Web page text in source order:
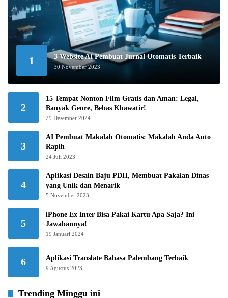
1 3 Website AI Pembuat Jurnal Otomatis Terbaik
30 November 2023
2
15 Tempat Nonton Film Gratis dan Aman: Legal,
Banyak Genre, Bebas Khawatir!
29 Desember 2024
3
AI Pembuat Makalah Otomatis: Makalah Anda Auto
Rapih
24 Juli 2023
4
Aplikasi Desain Baju PDH, Membuat Pakaian Dinas
yang Unik dan Menarik
5 November 2023
5
iPhone Ex Inter Bisa Pakai Kartu Apa Saja? Ini
Jawabannya!
19 Januari 2024
6 Aplikasi Translate Bahasa Palembang Terbaik
9 Agustus 2023
Trending Minggu ini